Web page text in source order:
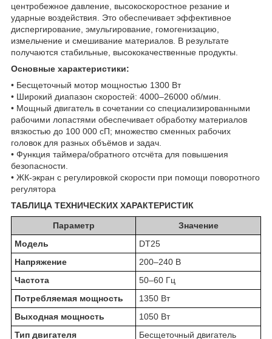
центробежное давление, высокоскоростное резание и
ударные воздействия. Это обеспечивает эффективное
диспергирование, эмульгирование, гомогенизацию,
измельчение и смешивание материалов. В результате
получаются стабильные, высококачественные продукты.
Основные характеристики:
• Бесщеточный мотор мощностью 1300 Вт
• Широкий диапазон скоростей: 4000–26000 об/мин.
• Мощный двигатель в сочетании со специализированными
рабочими лопастями обеспечивает обработку материалов
вязкостью до 100 000 сП; множество сменных рабочих
головок для разных объёмов и задач.
• Функция таймера/обратного отсчёта для повышения
безопасности.
• ЖК-экран с регулировкой скорости при помощи поворотного
регулятора
ТАБЛИЦА ТЕХНИЧЕСКИХ ХАРАКТЕРИСТИК
Параметр
Значение
Модель
DT25
Напряжение
200–240 В
Частота
50–60 Гц
Потребляемая мощность
1350 Вт
Выходная мощность
1050 Вт
Тип двигателя
Бесщеточный двигатель